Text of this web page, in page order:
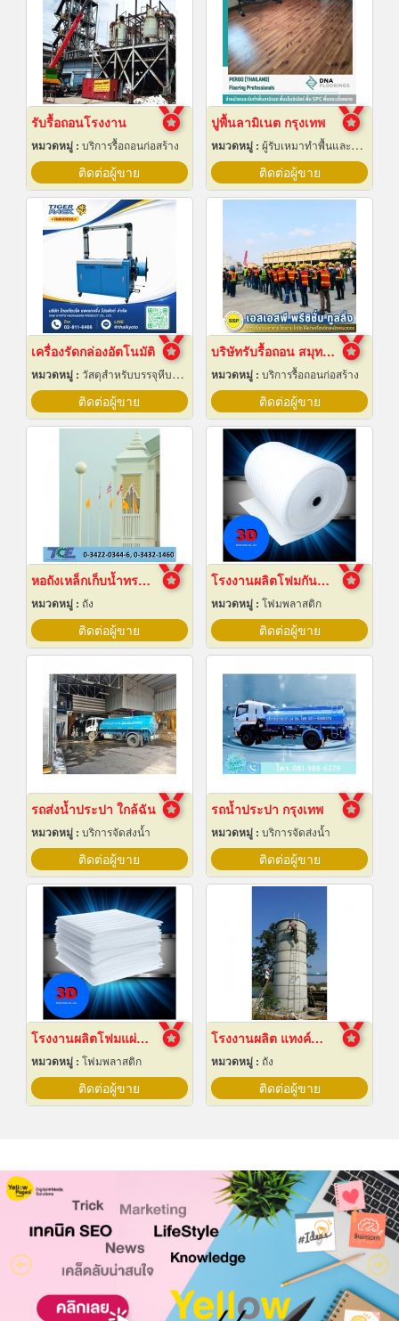
รับรื้อถอนโรงงาน
หมวดหมู่ : บริการรื้อถอนก่อสร้าง
ติดต่อผู้ขาย
ปูพื้นลามิเนต กรุงเทพ
หมวดหมู่ : ผู้รับเหมาทำพื้นและทางเดิน
ติดต่อผู้ขาย
เครื่องรัดกล่องอัตโนมัติ
หมวดหมู่ : วัสดุสำหรับบรรจุหีบห่อเครื่องจักรกล
ติดต่อผู้ขาย
บริษัทรับรื้อถอน สมุทรปราการ
หมวดหมู่ : บริการรื้อถอนก่อสร้าง
ติดต่อผู้ขาย
หอถังเหล็กเก็บน้ำทรงกลม
หมวดหมู่ : ถัง
ติดต่อผู้ขาย
โรงงานผลิตโฟมกันกระแทก
หมวดหมู่ : โฟมพลาสติก
ติดต่อผู้ขาย
รถส่งน้ำประปา ใกล้ฉัน
หมวดหมู่ : บริการจัดส่งน้ำ
ติดต่อผู้ขาย
รถน้ำประปา กรุงเทพ
หมวดหมู่ : บริการจัดส่งน้ำ
ติดต่อผู้ขาย
โรงงานผลิตโฟมแผ่นเกรด A ชลบุรี
หมวดหมู่ : โฟมพลาสติก
ติดต่อผู้ขาย
โรงงานผลิต แทงค์น้ำคอนกรีตสำเร็จรูป
หมวดหมู่ : ถัง
ติดต่อผู้ขาย